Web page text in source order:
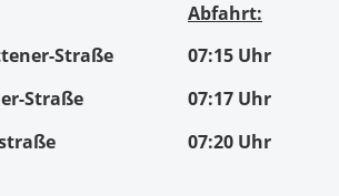
Abfahrt:
Straße
07:15 Uhr
Straße
07:17 Uhr
07:20 Uhr